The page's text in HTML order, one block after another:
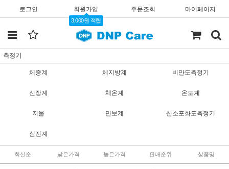
로그인 회원가입
3,000원 적립
주문조회 마이페이지
측정기
체중계 체지방계 비만도측정기
신장계 체온계 온도계
저울 만보계 산소포화도측정기
심전계
최신순 낮은가격 높은가격 판매순위 상품명